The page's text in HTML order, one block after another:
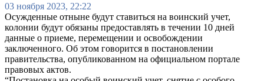
03 ноября 2023, 22:22
Осужденные отныне будут ставиться на воинский учет,
колонии будут обязаны предоставлять в течении 10 дней
данные о приеме, перемещении и освобождении
заключенного. Об этом говорится в постановлении
правительства, опубликованном на официальном портале
правовых актов.